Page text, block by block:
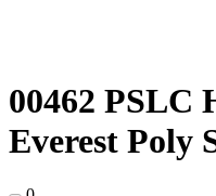
00462 PSLC
Everest Poly